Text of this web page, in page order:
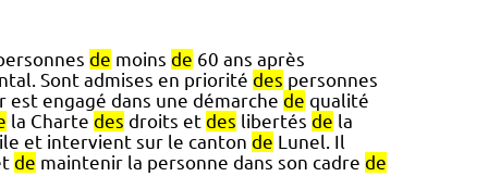
de moins de 60 ans après
Sont admises en priorité des personnes
engagé dans une démarche de qualité
la Charte des droits et des libertés de la
et intervient sur le canton de Lunel. Il
de maintenir la personne dans son cadre de